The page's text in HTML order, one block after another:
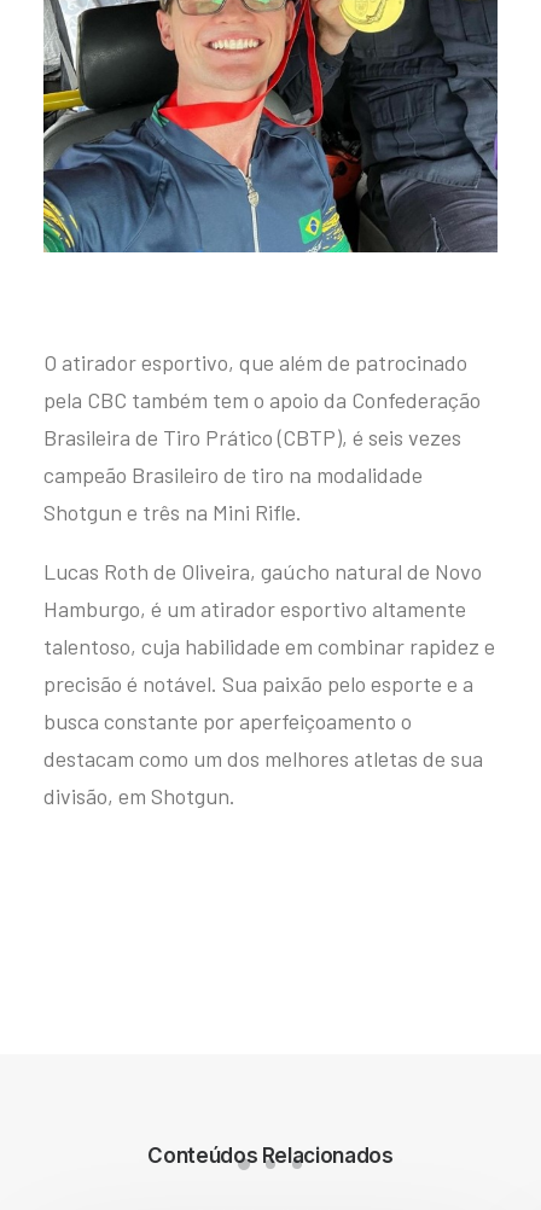
O atirador esportivo, que além de patrocinado
pela CBC também tem o apoio da Confederação
Brasileira de Tiro Prático (CBTP), é seis vezes
campeão Brasileiro de tiro na modalidade
Shotgun e três na Mini Rifle.
Lucas Roth de Oliveira, gaúcho natural de Novo
Hamburgo, é um atirador esportivo altamente
talentoso, cuja habilidade em combinar rapidez e
precisão é notável. Sua paixão pelo esporte e a
busca constante por aperfeiçoamento o
destacam como um dos melhores atletas de sua
divisão, em Shotgun.
Conteúdos Relacionados